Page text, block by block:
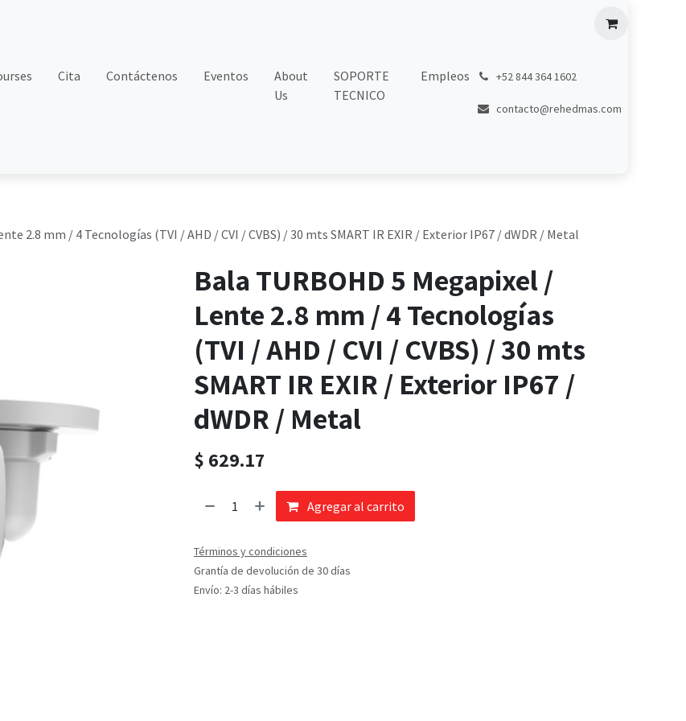
Cita Contáctenos Eventos
About
Us
SOPORTE
TECNICO
Empleos +52 844 364 1602
contacto@rehedmas.com
2.8 mm / 4 Tecnologías (TVI / AHD / CVI / CVBS) / 30 mts SMART IR EXIR / Exterior IP67 / dWDR / Metal
Bala TURBOHD 5 Megapixel /
Lente 2.8 mm / 4 Tecnologías
(TVI / AHD / CVI / CVBS) / 30 mts
SMART IR EXIR / Exterior IP67 /
dWDR / Metal
$ 629.17
Agregar al carrito
Términos y condiciones
Grantía de devolución de 30 días
Envío: 2-3 días hábiles